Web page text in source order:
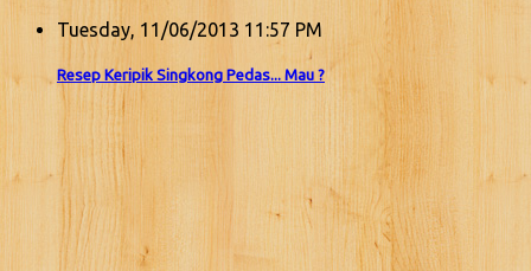
Tuesday, 11/06/2013 11:57 PM
Resep Keripik Singkong Pedas... Mau ?